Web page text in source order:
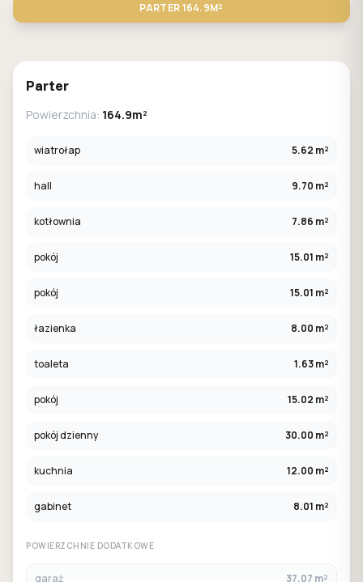
PARTER164.9M²
Parter
Powierzchnia: 164.9m²
wiatrołap 5.62 m²
hall 9.70 m²
kotłownia 7.86 m²
pokój 15.01 m²
pokój 15.01 m²
łazienka 8.00 m²
toaleta 1.63 m²
pokój 15.02 m²
pokój dzienny 30.00 m²
kuchnia 12.00 m²
gabinet 8.01 m²
POWIERZCHNIE DODATKOWE
garaż 37.07 m²